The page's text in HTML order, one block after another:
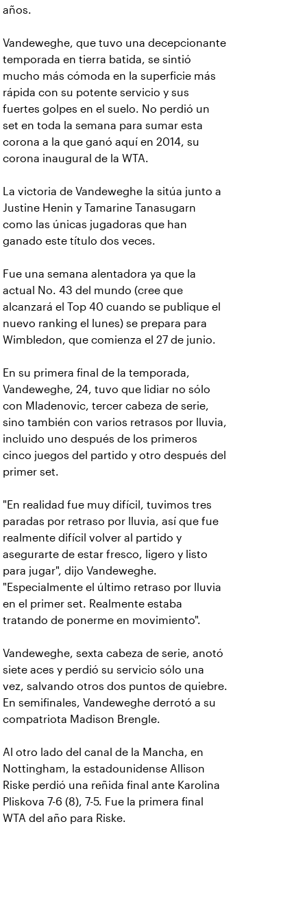
años.
Vandeweghe, que tuvo una decepcionante
temporada en tierra batida, se sintió
mucho más cómoda en la superficie más
rápida con su potente servicio y sus
fuertes golpes en el suelo. No perdió un
set en toda la semana para sumar esta
corona a la que ganó aquí en 2014, su
corona inaugural de la WTA.
La victoria de Vandeweghe la sitúa junto a
Justine Henin y Tamarine Tanasugarn
como las únicas jugadoras que han
ganado este título dos veces.
Fue una semana alentadora ya que la
actual No. 43 del mundo (cree que
alcanzará el Top 40 cuando se publique el
nuevo ranking el lunes) se prepara para
Wimbledon, que comienza el 27 de junio.
En su primera final de la temporada,
Vandeweghe, 24, tuvo que lidiar no sólo
con Mladenovic, tercer cabeza de serie,
sino también con varios retrasos por lluvia,
incluido uno después de los primeros
cinco juegos del partido y otro después del
primer set.
"En realidad fue muy difícil, tuvimos tres
paradas por retraso por lluvia, así que fue
realmente difícil volver al partido y
asegurarte de estar fresco, ligero y listo
para jugar", dijo Vandeweghe.
"Especialmente el último retraso por lluvia
en el primer set. Realmente estaba
tratando de ponerme en movimiento".
Vandeweghe, sexta cabeza de serie, anotó
siete aces y perdió su servicio sólo una
vez, salvando otros dos puntos de quiebre.
En semifinales, Vandeweghe derrotó a su
compatriota Madison Brengle.
Al otro lado del canal de la Mancha, en
Nottingham, la estadounidense Allison
Riske perdió una reñida final ante Karolina
Pliskova 7-6 (8), 7-5. Fue la primera final
WTA del año para Riske.